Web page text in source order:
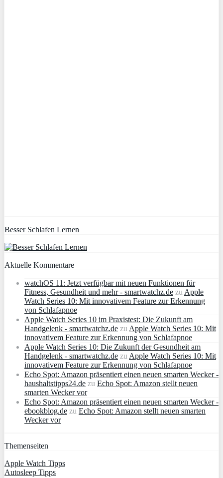
Besser Schlafen Lernen
Aktuelle Kommentare
watchOS 11: Jetzt verfügbar mit neuen Funktionen für
Fitness, Gesundheit und mehr - smartwatchz.de zu Apple
Watch Series 10: Mit innovativem Feature zur Erkennung
von Schlafapnoe
Apple Watch Series 10 im Praxistest: Die Zukunft am
Handgelenk - smartwatchz.de zu Apple Watch Series 10: Mit
innovativem Feature zur Erkennung von Schlafapnoe
Apple Watch Series 10: Die Zukunft der Gesundheit am
Handgelenk - smartwatchz.de zu Apple Watch Series 10: Mit
innovativem Feature zur Erkennung von Schlafapnoe
Echo Spot: Amazon präsentiert einen neuen smarten Wecker -
haushaltstipps24.de zu Echo Spot: Amazon stellt neuen
smarten Wecker vor
Echo Spot: Amazon präsentiert einen neuen smarten Wecker -
ebookblog.de zu Echo Spot: Amazon stellt neuen smarten
Wecker vor
Themenseiten
Apple Watch Tipps
Autosleep Tipps